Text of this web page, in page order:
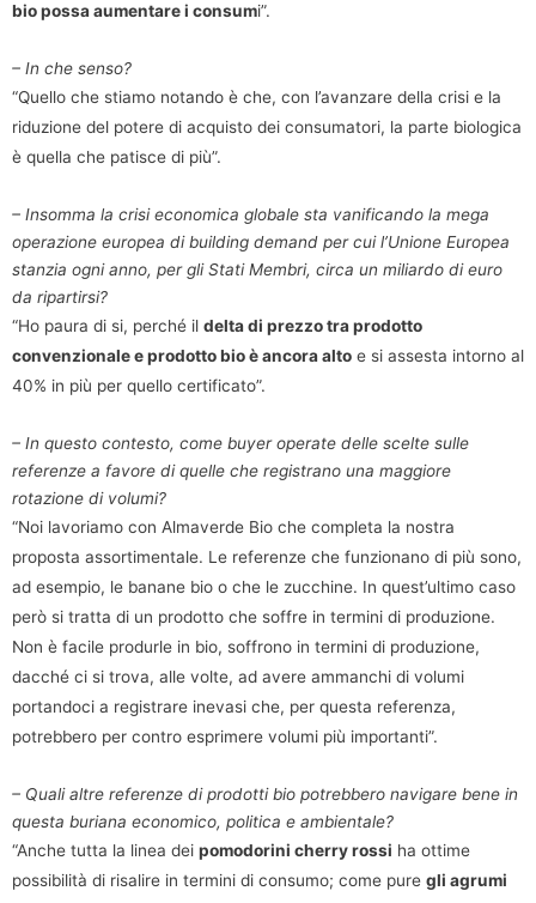
bio possa aumentare i consumi”.
– In che senso?
“Quello che stiamo notando è che, con l’avanzare della crisi e la
riduzione del potere di acquisto dei consumatori, la parte biologica
è quella che patisce di più”.
– Insomma la crisi economica globale sta vanificando la mega
operazione europea di building demand per cui l’Unione Europea
stanzia ogni anno, per gli Stati Membri, circa un miliardo di euro
da ripartirsi?
“Ho paura di si, perché il delta di prezzo tra prodotto
convenzionale e prodotto bio è ancora alto e si assesta intorno al
40% in più per quello certificato”.
– In questo contesto, come buyer operate delle scelte sulle
referenze a favore di quelle che registrano una maggiore
rotazione di volumi?
“Noi lavoriamo con Almaverde Bio che completa la nostra
proposta assortimentale. Le referenze che funzionano di più sono,
ad esempio, le banane bio o che le zucchine. In quest’ultimo caso
però si tratta di un prodotto che soffre in termini di produzione.
Non è facile produrle in bio, soffrono in termini di produzione,
dacché ci si trova, alle volte, ad avere ammanchi di volumi
portandoci a registrare inevasi che, per questa referenza,
potrebbero per contro esprimere volumi più importanti”.
– Quali altre referenze di prodotti bio potrebbero navigare bene in
questa buriana economico, politica e ambientale?
“Anche tutta la linea dei pomodorini cherry rossi ha ottime
possibilità di risalire in termini di consumo; come pure gli agrumi